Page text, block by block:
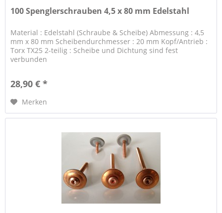
100 Spenglerschrauben 4,5 x 80 mm Edelstahl
Material : Edelstahl (Schraube & Scheibe) Abmessung : 4,5
mm x 80 mm Scheibendurchmesser : 20 mm Kopf/Antrieb :
Torx TX25 2-teilig : Scheibe und Dichtung sind fest
verbunden
28,90 € *
Merken